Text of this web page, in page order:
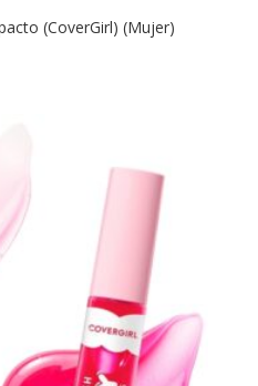
(CoverGirl) (Mujer)